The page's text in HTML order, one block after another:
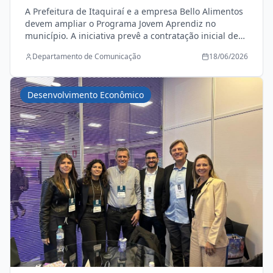
do Programa Jovem Aprendiz
A Prefeitura de Itaquiraí e a empresa Bello Alimentos
devem ampliar o Programa Jovem Aprendiz no
município. A iniciativa prevê a contratação inicial de
por meio da modalidade de cota alternativa, em
foi representada pela vereadora Maria da Bello e pela
colaboradora Jane, que apresentaram os detalhes da
proposta ao prefeito Thalles Tomazelli
Departamento de Comunicação 18/06/2026
Desenvolvimento Econômico